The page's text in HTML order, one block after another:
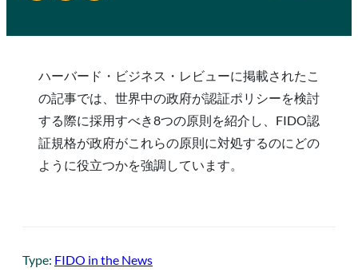
ハーバード・ビジネス・レビューに掲載されたこ
の記事では、世界中の政府が認証ポリシーを検討
する際に採用すべき8つの原則を紹介し、FIDO認
証規格が政府がこれらの原則に対処するのにどの
ように役立つかを強調しています。
Type: FIDO in the News